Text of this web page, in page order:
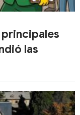
las